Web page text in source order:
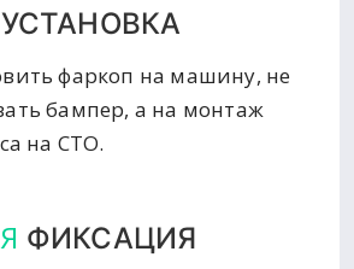
УСТАНОВКА
фаркоп на машину, не
бампер, а на монтаж
на СТО.
ФИКСАЦИЯ